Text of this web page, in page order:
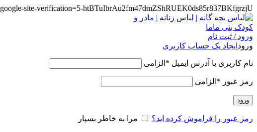
google-site-verification=5-htBTuIbrAu2fm47dmZShRUEK0ds85r837BKfgrzjU
ورود / ثبت نام
ورود ایجاد یک حساب کاربری
نام کاربری یا آدرس ایمیل * الزامی
رمز عبور * الزامی
ورود
رمز عبور را فراموش کرده اید؟ مرا به خاطر بسپار